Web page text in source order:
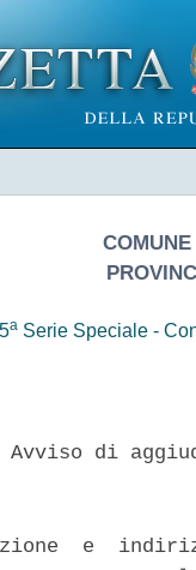
a Serie Speciale -
Avviso di
e